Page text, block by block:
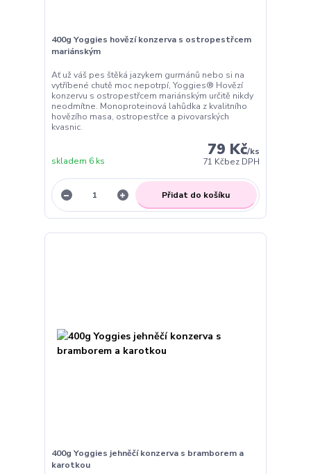
400g Yoggies hovězí konzerva s ostropestřcem
mariánským
Ať už váš pes štěká jazykem gurmánů nebo si na
vytříbené chutě moc nepotrpí, Yoggies® Hovězí
konzervu s ostropestřcem mariánským určitě nikdy
neodmítne. Monoproteinová lahůdka z kvalitního
hovězího masa, ostropestřce a pivovarských
kvasnic.
79 Kč/ks
71 Kčbez DPH
skladem 6 ks
Přidat do košíku
400g Yoggies jehněčí konzerva s bramborem a
karotkou